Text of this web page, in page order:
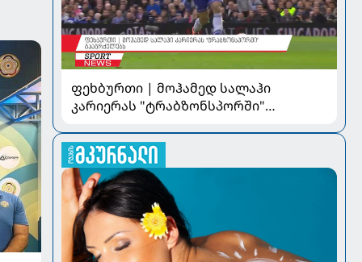
ფეხბურთი | მოჰამედ სალაჰი
კარიერას "ტრაბზონსპორში"